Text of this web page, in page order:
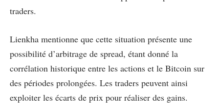
traders.
Lienkha mentionne que cette situation présente une
possibilité d’arbitrage de spread, étant donné la
corrélation historique entre les actions et le Bitcoin sur
des périodes prolongées. Les traders peuvent ainsi
exploiter les écarts de prix pour réaliser des gains.